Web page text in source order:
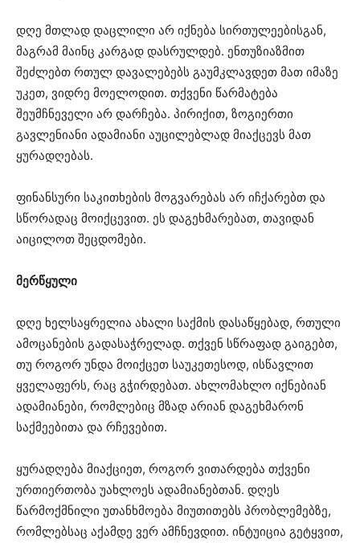
დღე მთლად დაცლილი არ იქნება სირთულეებისგან,
მაგრამ მაინც კარგად დასრულდებ. ენთუზიაზმით
შეძლებთ რთულ დავალებებს გაუმკლავდეთ მათ იმაზე
უკეთ, ვიდრე მოელოდით. თქვენი წარმატება
შეუმჩნეველი არ დარჩება. პირიქით, ზოგიერთი
გავლენიანი ადამიანი აუცილებლად მიაქცევს მათ
ყურადღებას.
ფინანსური საკითხების მოგვარებას არ იჩქარებთ და
სწორადაც მოიქცევით. ეს დაგეხმარებათ, თავიდან
აიცილოთ შეცდომები.
მერწყული
დღე ხელსაყრელია ახალი საქმის დასაწყებად, რთული
ამოცანების გადასაჭრელად. თქვენ სწრაფად გაიგებთ,
თუ როგორ უნდა მოიქცეთ საუკეთესოდ, ისწავლით
ყველაფერს, რაც გჭირდებათ. ახლომახლო იქნებიან
ადამიანები, რომლებიც მზად არიან დაგეხმარონ
საქმეებითა და რჩევებით.
ყურადღება მიაქციეთ, როგორ ვითარდება თქვენი
ურთიერთობა უახლოეს ადამიანებთან. დღეს
წარმოქმნილი უთანხმოება მიუთითებს პრობლემებზე,
რომლებსაც აქამდე ვერ ამჩნევდით. ინტუიცია გეტყვით,